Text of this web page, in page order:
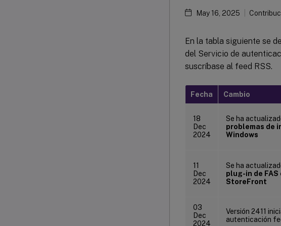
May 16, 2025
En la tabla siguiente se
del Servicio de
suscríbase al feed RSS.
Fecha Cambio
18
Dec
2024
Se ha
problemas de
Windows
11
Dec
2024
Se ha
plug-in de FAS
StoreFront
03
Dec
2024
Versión 2411
autenticación